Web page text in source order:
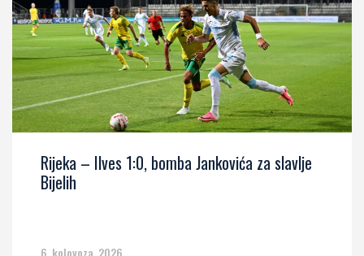
Rijeka – Ilves 1:0, bomba Jankovića za slavlje
Bijelih
6. kolovoza, 2026